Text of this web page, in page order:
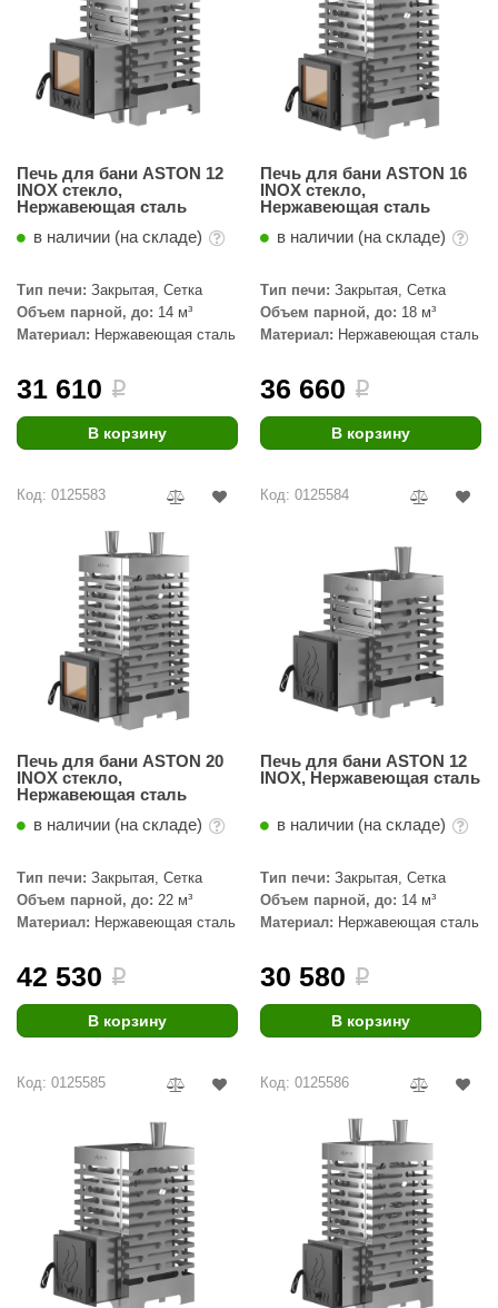
камень
камень
Design
2000
KERN
Печь для бани ASTON 12
INOX стекло,
Нержавеющая сталь
в наличии (на складе)
Тип печи: Закрытая, Сетка
Объем парной, до: 14 м³
Материал: Нержавеющая сталь
31 610 i
В корзину
Печь для бани ASTON 16
INOX стекло,
Нержавеющая сталь
в наличии (на складе)
Тип печи: Закрытая, Сетка
Объем парной, до: 18 м³
Материал: Нержавеющая сталь
36 660 i
В корзину
Код: 0125583
Печь для бани ASTON 20
INOX стекло,
Нержавеющая сталь
в наличии (на складе)
Тип печи: Закрытая, Сетка
Объем парной, до: 22 м³
Материал: Нержавеющая сталь
42 530 i
В корзину
Код: 0125584
Печь для бани ASTON 12
INOX, Нержавеющая сталь
в наличии (на складе)
Тип печи: Закрытая, Сетка
Объем парной, до: 14 м³
Материал: Нержавеющая сталь
30 580 i
В корзину
Код: 0125585 Код: 0125586